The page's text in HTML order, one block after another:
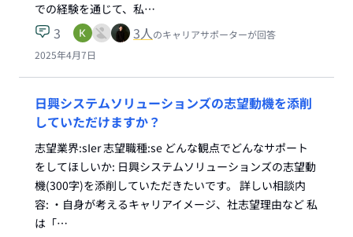
での経験を通じて、私…
3 3人のキャリアサポーターが回答
2025年4月7日
日興システムソリューションズの志望動機を添削
していただけますか？
志望業界:sIer 志望職種:se どんな観点でどんなサポート
をしてほしいか: 日興システムソリューションズの志望動
機(300字)を添削していただきたいです。 詳しい相談内
容: ・自身が考えるキャリアイメージ、社志望理由など 私
は「…